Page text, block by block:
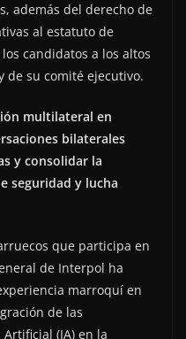
además del derecho de
al estatuto de
candidatos a los altos
de su comité ejecutivo.
multilateral en
bilaterales
y consolidar la
seguridad y lucha
que participa en
de Interpol ha
marroquí en
de las
(IA) en la